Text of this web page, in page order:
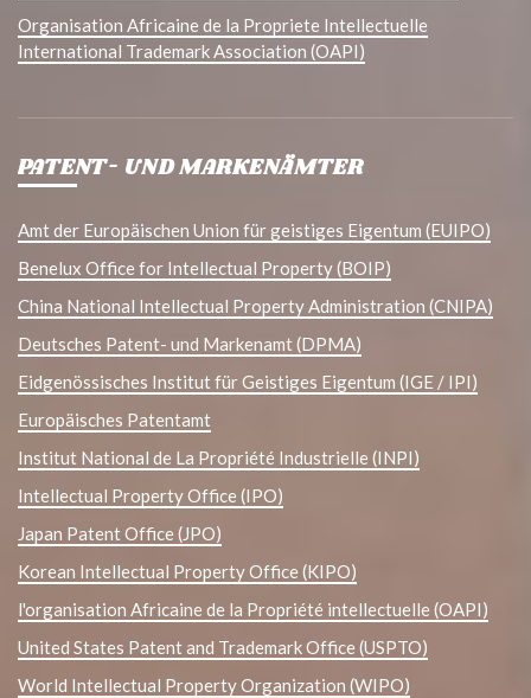
Organisation Africaine de la Propriete Intellectuelle
International Trademark Association (OAPI)
PATENT- UND MARKENÄMTER
Amt der Europäischen Union für geistiges Eigentum (EUIPO)
Benelux Office for Intellectual Property (BOIP)
China National Intellectual Property Administration (CNIPA)
Deutsches Patent- und Markenamt (DPMA)
Eidgenössisches Institut für Geistiges Eigentum (IGE / IPI)
Europäisches Patentamt
Institut National de La Propriété Industrielle (INPI)
Intellectual Property Office (IPO)
Japan Patent Office (JPO)
Korean Intellectual Property Office (KIPO)
l'organisation Africaine de la Propriété intellectuelle (OAPI)
United States Patent and Trademark Office (USPTO)
World Intellectual Property Organization (WIPO)